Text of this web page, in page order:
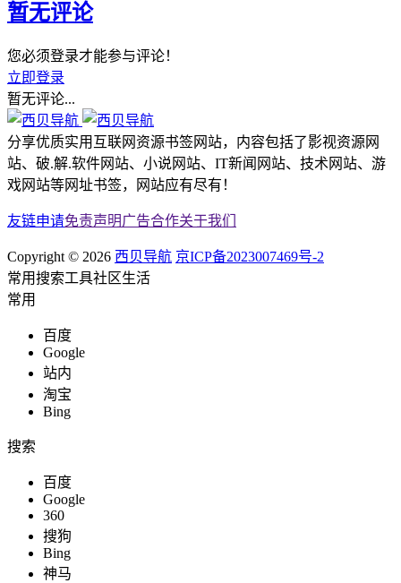
暂无评论
您必须登录才能参与评论！
立即登录
暂无评论...
分享优质实用互联网资源书签网站，内容包括了影视资源网
站、破.解.软件网站、小说网站、IT新闻网站、技术网站、游
戏网站等网址书签，网站应有尽有！
友链申请免责声明广告合作关于我们
Copyright © 2026 西贝导航 京ICP备2023007469号-2
常用搜索工具社区生活
常用
百度
Google
站内
淘宝
Bing
搜索
百度
Google
360
搜狗
Bing
神马